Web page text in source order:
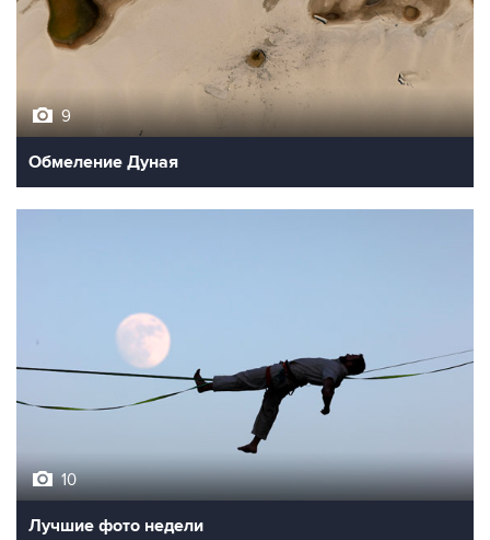
9
Обмеление Дуная
10
Лучшие фото недели